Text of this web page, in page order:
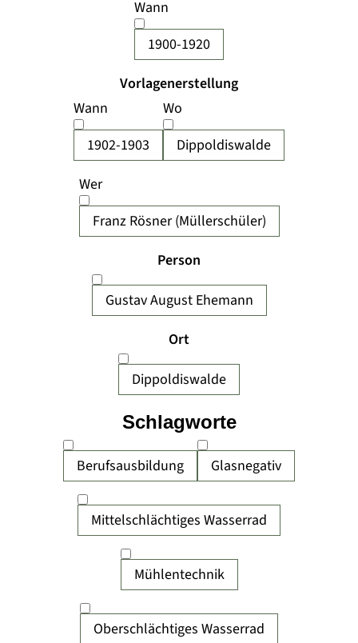
Wann
1900-1920
Vorlagenerstellung
Wann
1902-1903
Wo
Dippoldiswalde
Wer
Franz Rösner (Müllerschüler)
Person
Gustav August Ehemann
Ort
Dippoldiswalde
Berufsausbildung Glasnegativ
Mittelschlächtiges Wasserrad
Mühlentechnik
Oberschlächtiges Wasserrad
Schlagworte